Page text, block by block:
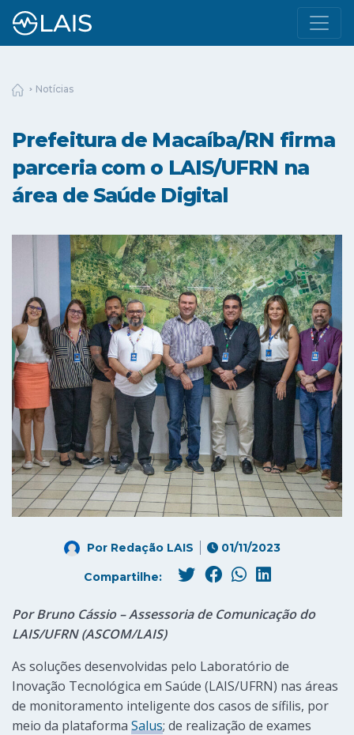
Notícias
Prefeitura de Macaíba/RN firma
parceria com o LAIS/UFRN na
área de Saúde Digital
Por Redação LAIS 01/11/2023
Compartilhe:
Por Bruno Cássio – Assessoria de Comunicação do
LAIS/UFRN (ASCOM/LAIS)
As soluções desenvolvidas pelo Laboratório de
Inovação Tecnológica em Saúde (LAIS/UFRN) nas áreas
de monitoramento inteligente dos casos de sífilis, por
meio da plataforma Salus; de realização de exames